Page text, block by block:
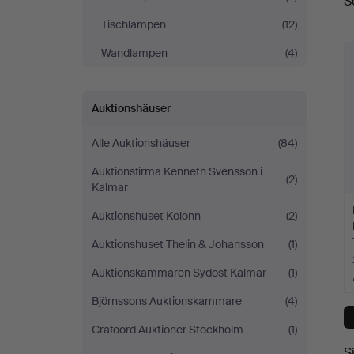
Tischlampen
(12)
Wandlampen
(4)
Auktionshäuser
Alle Auktionshäuser
(84)
Auktionsfirma Kenneth Svensson i
Kalmar
(2)
Auktionshuset Kolonn
(2)
Auktionshuset Thelin & Johansson
(1)
Auktionskammaren Sydost Kalmar
(1)
Björnssons Auktionskammare
(4)
Crafoord Auktioner Stockholm
(1)